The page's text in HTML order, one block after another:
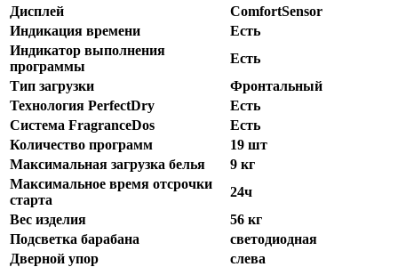
Дисплей
ComfortSensor
Индикация времени
Есть
Индикатор выполнения
программы
Есть
Тип загрузки
Фронтальный
Технология PerfectDry
Есть
Система FragranceDos
Есть
Количество программ
19 шт
Максимальная загрузка белья
9 кг
Максимальное время отсрочки
старта
24ч
Вес изделия
56 кг
Подсветка барабана
светодиодная
Дверной упор
слева